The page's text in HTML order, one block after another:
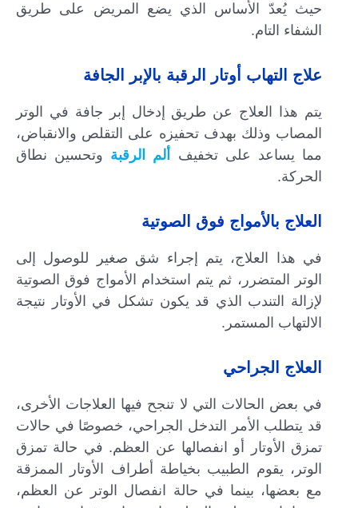
حيث يُعدّ الأساس الذي يضع المريض على طريق
الشفاء التام.
علاج التهاب أوتار الرقبة بالإبر الجافة
يتم هذا العلاج عن طريق إدخال إبر جافة في الوتر
المصاب وذلك بهدف تحفيزه على التقلص والانقباض،
مما يساعد على تخفيف
ألم الرقبة وتحسين نطاق
الحركة.
العلاج بالأمواج فوق الصوتية
في هذا العلاج، يتم إجراء شق صغير للوصول إلى
الوتر المتضرر، ثم يتم استخدام الأمواج فوق الصوتية
لإزالة التندب الذي قد يكون تشكل في الأوتار نتيجة
الالتهاب المستمر.
العلاج الجراحي
في بعض الحالات التي لا تنجح فيها العلاجات الأخرى،
قد يتطلب الأمر التدخل الجراحي، خصوصًا في حالات
تمزق الأوتار أو انفصالها عن العظم. في حالة تمزق
الوتر، يقوم الطبيب بخياطة أطراف الأوتار الممزقة
مع بعضها، بينما في حالة انفصال الوتر عن العظم،